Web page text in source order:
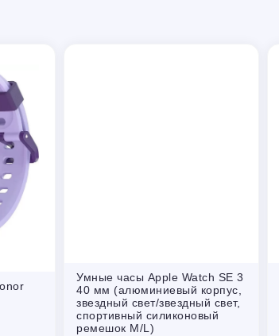
Умные часы Apple Watch SE 3
40 мм (алюминиевый корпус,
звездный свет/звездный свет,
спортивный силиконовый
ремешок M/L)